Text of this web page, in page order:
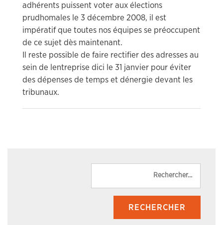
adhérents puissent voter aux élections
prudhomales le 3 décembre 2008, il est
impératif que toutes nos équipes se préoccupent
de ce sujet dès maintenant.
Il reste possible de faire rectifier des adresses au
sein de lentreprise dici le 31 janvier pour éviter
des dépenses de temps et dénergie devant les
tribunaux.